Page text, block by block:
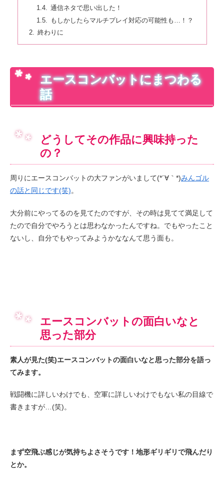
通信ネタで思い出した！
もしかしたらマルチプレイ対応の可能性も…！？
終わりに
エースコンバットにまつわる
話
どうしてその作品に興味持った
の？
周りにエースコンバットの大ファンがいまして(*´∀｀*)みんゴル
の話と同じです(笑)。
大分前にやってるのを見てたのですが、その時は見てて満足して
たので自分でやろうとは思わなかったんですね。でもやったこと
ないし、自分でもやってみようかななんて思う面も。
エースコンバットの面白いなと
思った部分
素人が見た(笑)エースコンバットの面白いなと思った部分を語っ
てみます。
戦闘機に詳しいわけでも、空軍に詳しいわけでもない私の目線で
書きますが…(笑)。
まず空飛ぶ感じが気持ちよさそうです！地形ギリギリで飛んだり
とか。